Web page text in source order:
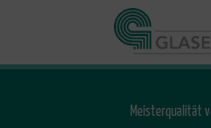
Meisterqualität